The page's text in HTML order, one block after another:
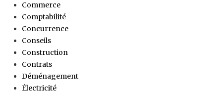
Commerce
Comptabilité
Concurrence
Conseils
Construction
Contrats
Déménagement
Électricité